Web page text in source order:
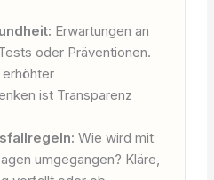
Erwartungen an
oder Präventionen.
ist Transparenz
Wie wird mit
umgegangen? Kläre,